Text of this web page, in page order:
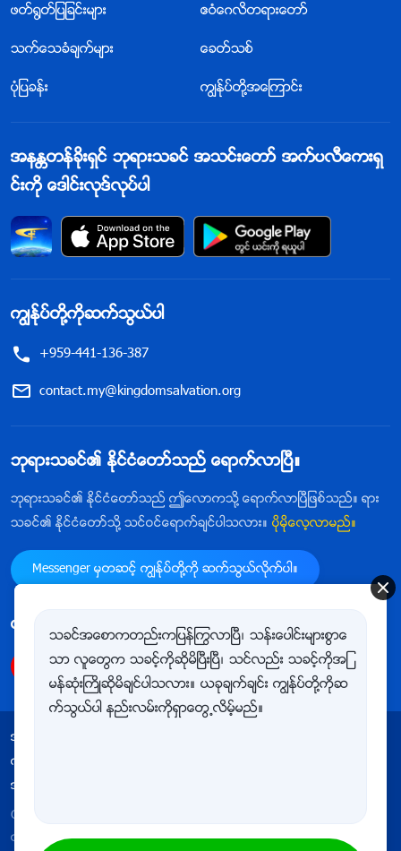
ဖတ္႐ြတ္ျပျခင္းမ်ား ဧဝံေဂလိတရားေတာ္
သက္ေသခံခ်က္မ်ား ေခတ္သစ္
ပုံျပခန္း ကြၽန္ုပ္တို႔အေၾကာင္း
အနႏၲတန္ခိုးရွင္ ဘုရားသခင္ အသင္းေတာ္ အက္ပလီေကးရွ
င္းကို ေဒါင္းလုဒ္လုပ္ပါ
ကြၽန္ုပ္တို႔ကိုဆက္သြယ္ပါ
+959-441-136-387
contact.my@kingdomsalvation.org
ဘုရားသခင္၏ ႏိုင္ငံေတာ္သည္ ေရာက္လာၿပီ။
ဘုရားသခင္၏ ႏိုင္ငံေတာ္သည္ ဤေလာကသို႔ ေရာက္လာၿပီျဖစ္သည္။ ရား
သခင္၏ ႏိုင္ငံေတာ္သို႔ သင္ဝင္ေရာက္ခ်င္ပါသလား။ ပိုမိုေလ့လာမည္။
Messenger မွတဆင့္ ကြၽန္ုပ္တို႔ကို ဆက္သြယ္လိုက္ပါ။
ကြၽန္ုပ္တို႔ကို follow ျပဳလုပ္ရန္
အသုံးျပဳျခင္းဆိုင္ရာ စည္းမ်ဥ္းစည္းကမ္းမ်ား
ကိုယ္ေရးလုံၿခဳံမႈ မူဝါဒ
အေသးအဖြဲအခ်က္အလက္မ်ားႏွင့္ ပတ္သက္သည့္ မူဝါဒ
Copyright © 2026
လုပ္ပိုင္ခြင့္အားလုံး မူပိုင္ျဖစ္သည္။
သခင္အေစာကတည္းကျပန္ႂကြလာၿပီ၊ သန္းေပါင္းမ်ားစြာေ
သာ လူေတြက သခင့္ကိုဆိုမိၿပီးၿပီ၊ သင္လည္း သခင့္ကိုအျ
မန္ဆုံးႀကိဳဆိုမိခ်င္ပါသလား။ ယခုခ်က္ခ်င္း ကြၽန္ုပ္တို႔ကိုဆ
က္သြယ္ပါ နည္းလမ္းကိုရွာေတြ႕လိမ့္မည္။